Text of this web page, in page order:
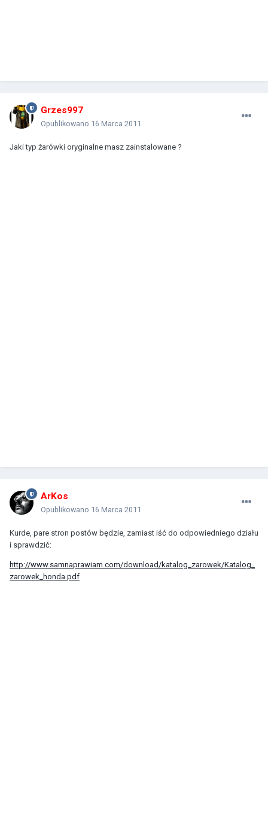
Grzes997
Opublikowano 16 Marca 2011
Jaki typ żarówki oryginalne masz zainstalowane ?
ArKos
Opublikowano 16 Marca 2011
Kurde, pare stron postów będzie, zamiast iść do odpowiedniego działu
i sprawdzić:
http://www.samnaprawiam.com/download/katalog_zarowek/Katalog_
zarowek_honda.pdf